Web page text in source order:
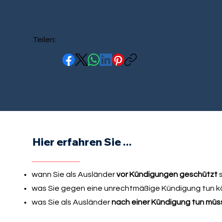
Teilen:
Hier erfahren Sie ...
wann Sie als Ausländervor Kündigungen geschützt
was Sie gegen eine unrechtmäßige Kündigung tun
was Sie als Ausländernach einer Kündigung tun